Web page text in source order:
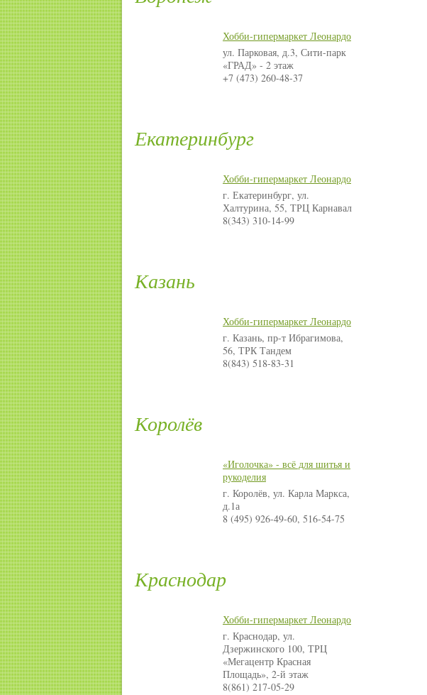
Хобби-гипермаркет Леонардо
ул. Парковая, д.3, Сити-парк
«ГРАД» - 2 этаж
+7 (473) 260-48-37
Екатеринбург
Хобби-гипермаркет Леонардо
г. Екатеринбург, ул.
Халтурина, 55, ТРЦ Карнавал
8(343) 310-14-99
Казань
Хобби-гипермаркет Леонардо
г. Казань, пр-т Ибрагимова,
56, ТРК Тандем
8(843) 518-83-31
Королёв
«Иголочка» - всё для шитья и
рукоделия
г. Королёв, ул. Карла Маркса,
д.1а
8 (495) 926-49-60, 516-54-75
Краснодар
Хобби-гипермаркет Леонардо
г. Краснодар, ул.
Дзержинского 100, ТРЦ
«Мегацентр Красная
Площадь», 2-й этаж
8(861) 217-05-29